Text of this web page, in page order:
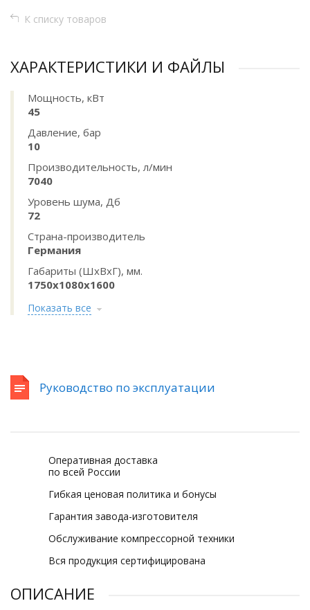
К списку товаров
ХАРАКТЕРИСТИКИ И ФАЙЛЫ
Мощность, кВт
45
Давление, бар
10
Производительность, л/мин
7040
Уровень шума, Дб
72
Страна-производитель
Германия
Габариты (ШхВхГ), мм.
1750х1080х1600
Показать все
Руководство по эксплуатации
Оперативная доставка
по всей России
Гибкая ценовая политика и бонусы
Гарантия завода-изготовителя
Обслуживание компрессорной техники
Вся продукция сертифицирована
ОПИСАНИЕ